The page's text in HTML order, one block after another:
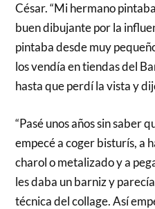
César. “Mi hermano
buen dibujante por la
pintaba desde muy
los vendía en tiendas del
hasta que perdí la vista y
“Pasé unos años sin saber
empecé a coger bisturís, a
charol o metalizado y a
les daba un barniz y
técnica del collage. Así